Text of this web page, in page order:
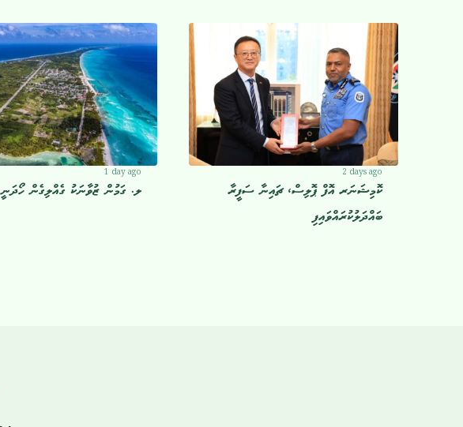
1 day ago
ލ. ގަމުން ޒުވާނަކު ގެއްލިގެން ހޯދަނީ
2 days ago
ކޮމިޝަނަރ އޮފް ޕޮލިސް، ޗައިނާ ސަފީރާ
ބައްދަލުކުރައްވައިފި